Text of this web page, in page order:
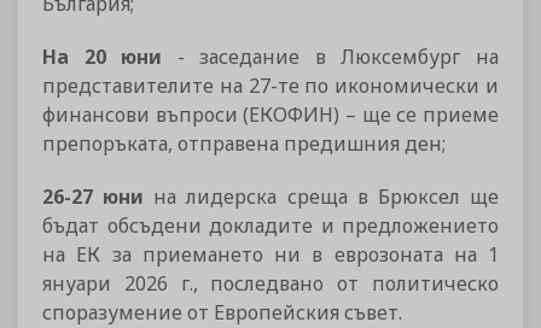
На 20 юни - заседание в Люксембург на
представителите на 27-те по икономически и
финансови въпроси (ЕКОФИН) – ще се приеме
препоръката, отправена предишния ден;
26-27 юни на лидерска среща в Брюксел ще
бъдат обсъдени докладите и предложението
на ЕК за приемането ни в еврозоната на 1
януари 2026 г., последвано от политическо
споразумение от Европейския съвет.